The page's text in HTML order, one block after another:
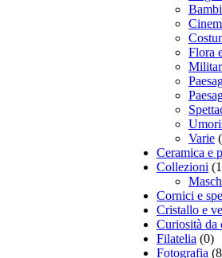
Flora
Varie
Ceramica e
Collezioni
Cornici e
Cristallo e
Curiosità da
Filatelia (0)
Fotografia